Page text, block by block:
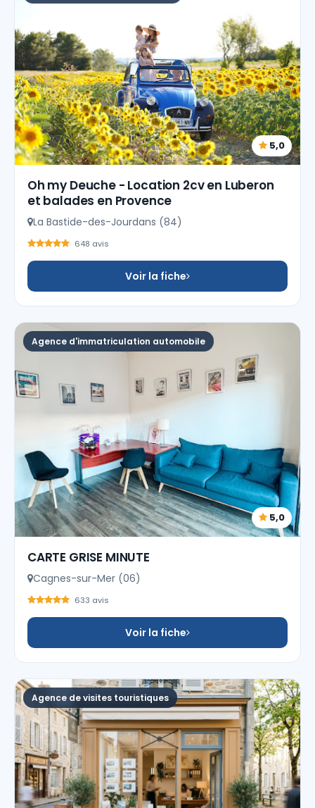
5,0
Oh my Deuche - Location 2cv en Luberon
et balades en Provence
La Bastide-des-Jourdans (84)
648 avis
Voir la fiche
Agence d'immatriculation automobile
5,0
CARTE GRISE MINUTE
Cagnes-sur-Mer (06)
633 avis
Voir la fiche
Agence de visites touristiques